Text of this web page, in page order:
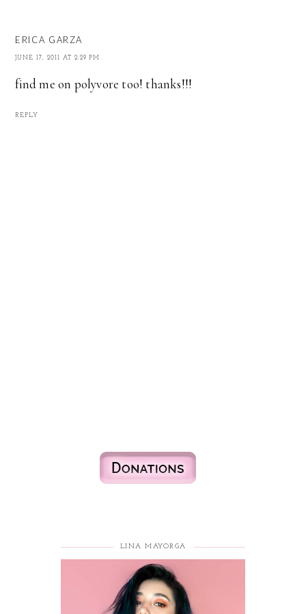
ERICA GARZA
JUNE 17, 2011 AT 2:29 PM
find me on polyvore too! thanks!!!
REPLY
LINA MAYORGA